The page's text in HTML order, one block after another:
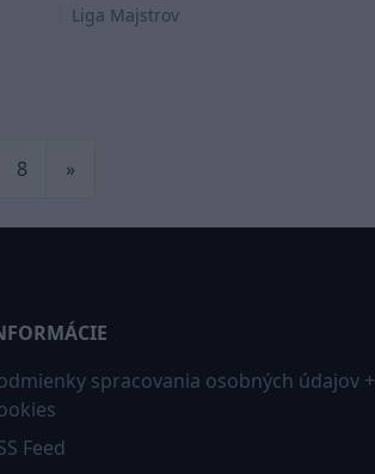
Liga Majstrov
8 »
spracovania osobných údajov +
Feed